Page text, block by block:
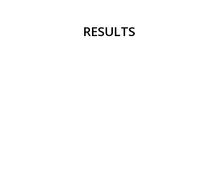
RESULTS